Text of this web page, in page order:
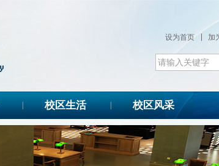
设为首页 加
校区生活 校区风采